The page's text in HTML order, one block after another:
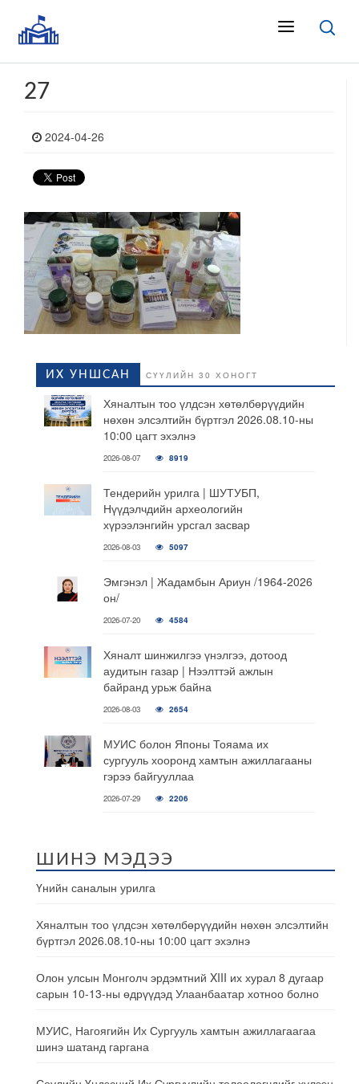
27
2024-04-26
ИХ УНШСАН СҮҮЛИЙН 30 ХОНОГТ
Хяналтын тоо үлдсэн хөтөлбөрүүдийн
нөхөн элсэлтийн бүртгэл 2026.08.10-ны
10:00 цагт эхэлнэ
2026-08-07 8919
Тендерийн урилга | ШУТУБП,
Нүүдэлчдийн археологийн
хүрээлэнгийн урсгал засвар
2026-08-03 5097
Эмгэнэл | Жадамбын Ариун /1964-2026
он/
2026-07-20 4584
Хяналт шинжилгээ үнэлгээ, дотоод
аудитын газар | Нээлттэй ажлын
байранд урьж байна
2026-08-03 2654
МУИС болон Японы Тояама их
сургууль хооронд хамтын ажиллагааны
гэрээ байгууллаа
2026-07-29 2206
ШИНЭ МЭДЭЭ
Үнийн саналын урилга
Хяналтын тоо үлдсэн хөтөлбөрүүдийн нөхөн элсэлтийн
бүртгэл 2026.08.10-ны 10:00 цагт эхэлнэ
Олон улсын Монголч эрдэмтний XIII их хурал 8 дугаар
сарын 10-13-ны өдрүүдэд Улаанбаатар хотноо болно
МУИС, Нагоягийн Их Сургууль хамтын ажиллагаагаа
шинэ шатанд гаргана